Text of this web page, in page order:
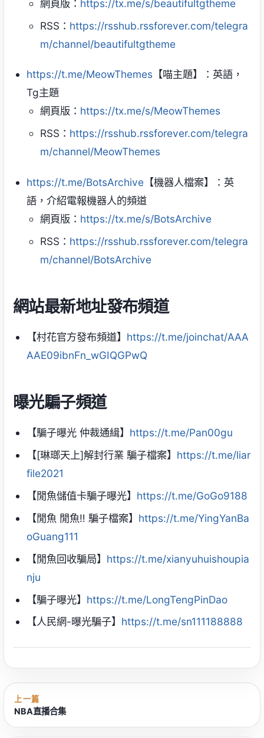
網頁版： https://tx.me/s/beautifultgtheme
RSS： https://rsshub.rssforever.com/telegra
m/channel/beautifultgtheme
https://t.me/MeowThemes 【喵主題】：英語，
Tg主題
網頁版： https://tx.me/s/MeowThemes
RSS： https://rsshub.rssforever.com/telegra
m/channel/MeowThemes
https://t.me/BotsArchive 【機器人檔案】：英
語，介紹電報機器人的頻道
網頁版： https://tx.me/s/BotsArchive
RSS： https://rsshub.rssforever.com/telegra
m/channel/BotsArchive
網站最新地址發布頻道
【村花官方發布頻道】 https://t.me/joinchat/AAA
AAE09ibnFn_wGIQGPwQ
曝光騙子頻道
【騙子曝光 仲裁通緝】 https://t.me/Pan00gu
【[琳瑯天上]解封行業 騙子檔案】 https://t.me/liar
file2021
【閒魚儲值卡騙子曝光】 https://t.me/GoGo9188
【閒魚 閒魚‼ ️騙子檔案】 https://t.me/YingYanBa
oGuang111
【閒魚回收騙局】 https://t.me/xianyuhuishoupia
nju
【騙子曝光】 https://t.me/LongTengPinDao
【人民網-曝光騙子】 https://t.me/sn111188888
上一篇
NBA直播合集